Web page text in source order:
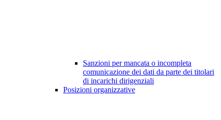
Sanzioni per mancata o incompleta
comunicazione dei dati da parte dei titolari
di incarichi dirigenziali
Posizioni organizzative